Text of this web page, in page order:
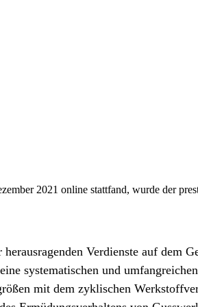
2021 online stattfand, wurde der
Verdienste auf dem
systematischen und
mit dem zyklischen